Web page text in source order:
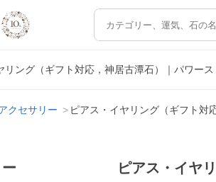
リング（ギフト対応，神居古潭石）｜パワー
クセサリー ピアス・イヤリング（ギフト対
ピアス・イヤ